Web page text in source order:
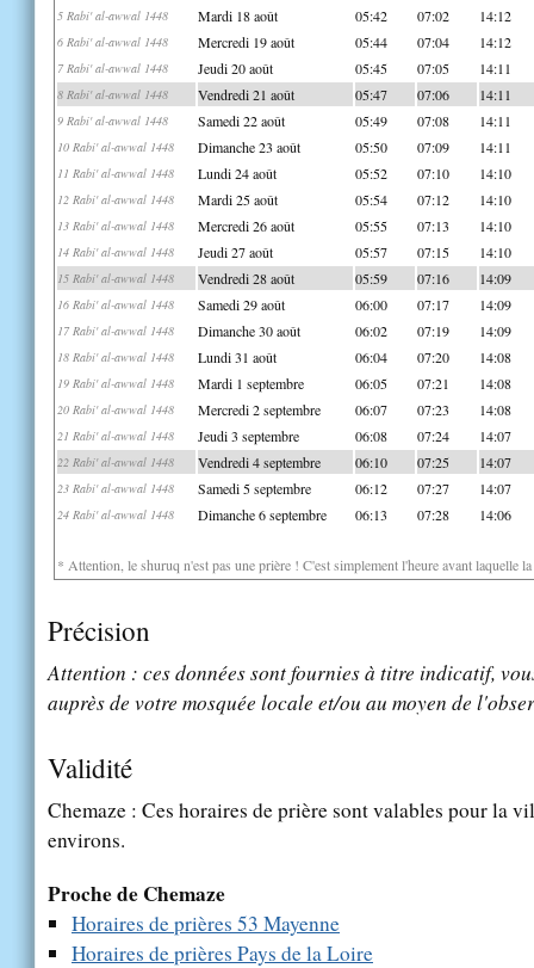
5 Rabi' al-awwal 1448 Mardi 18 août 05:42 07:02 14:12
6 Rabi' al-awwal 1448 Mercredi 19 août 05:44 07:04 14:12
7 Rabi' al-awwal 1448 Jeudi 20 août 05:45 07:05 14:11
8 Rabi' al-awwal 1448 Vendredi 21 août 05:47 07:06 14:11
9 Rabi' al-awwal 1448 Samedi 22 août 05:49 07:08 14:11
10 Rabi' al-awwal 1448 Dimanche 23 août 05:50 07:09 14:11
11 Rabi' al-awwal 1448 Lundi 24 août 05:52 07:10 14:10
12 Rabi' al-awwal 1448 Mardi 25 août 05:54 07:12 14:10
13 Rabi' al-awwal 1448 Mercredi 26 août 05:55 07:13 14:10
14 Rabi' al-awwal 1448 Jeudi 27 août 05:57 07:15 14:10
15 Rabi' al-awwal 1448 Vendredi 28 août 05:59 07:16 14:09
16 Rabi' al-awwal 1448 Samedi 29 août 06:00 07:17 14:09
17 Rabi' al-awwal 1448 Dimanche 30 août 06:02 07:19 14:09
18 Rabi' al-awwal 1448 Lundi 31 août 06:04 07:20 14:08
19 Rabi' al-awwal 1448 Mardi 1 septembre 06:05 07:21 14:08
20 Rabi' al-awwal 1448 Mercredi 2 septembre 06:07 07:23 14:08
21 Rabi' al-awwal 1448 Jeudi 3 septembre 06:08 07:24 14:07
22 Rabi' al-awwal 1448 Vendredi 4 septembre 06:10 07:25 14:07
23 Rabi' al-awwal 1448 Samedi 5 septembre 06:12 07:27 14:07
24 Rabi' al-awwal 1448 Dimanche 6 septembre 06:13 07:28 14:06
* Attention, le shuruq n'est pas une prière ! C'est simplement l'heure avant laquelle
Précision
Attention : ces données sont fournies à titre indicatif,
auprès de votre mosquée locale et/ou au moyen de
Validité
Chemaze : Ces horaires de prière sont valables pour la
environs.
Proche de Chemaze
Horaires de prières 53 Mayenne
Horaires de prières Pays de la Loire